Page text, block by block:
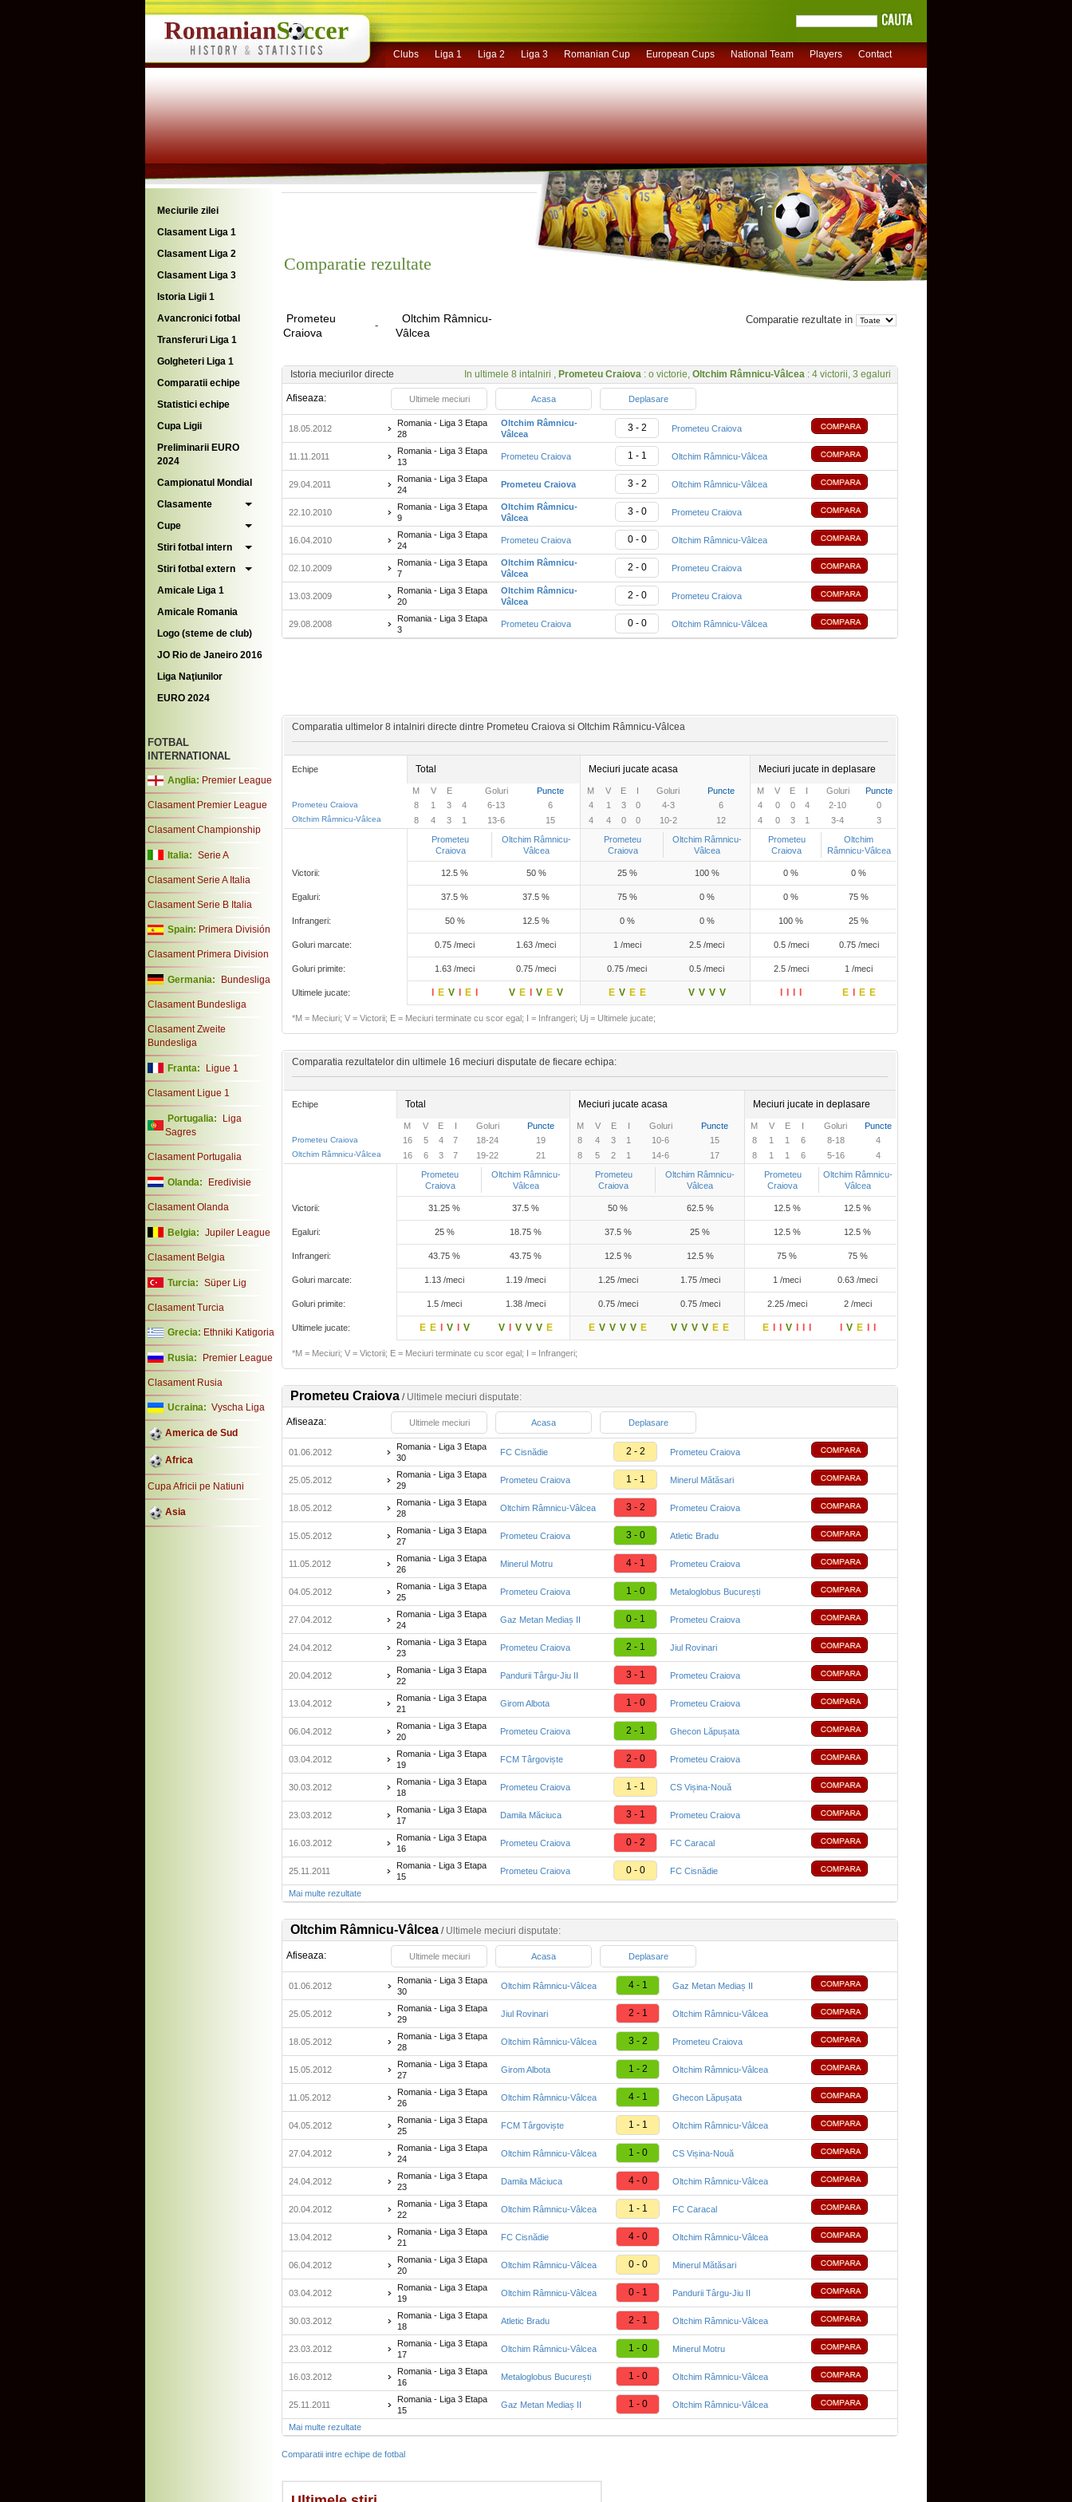
Clubs Liga 1 Liga 2 Liga 3 Romanian Cup European Cups National Team Players Contact
Meciurile zilei
Clasament Liga 1
Clasament Liga 2
Clasament Liga 3
Istoria Ligii 1
Avancronici fotbal
Transferuri Liga 1
Golgheteri Liga 1
Comparatii echipe
Statistici echipe
Cupa Ligii
Preliminarii EURO
2024
Campionatul Mondial
Clasamente
Cupe
Stiri fotbal intern
Stiri fotbal extern
Amicale Liga 1
Amicale Romania
Logo (steme de club)
JO Rio de Janeiro 2016
Liga Naţiunilor
EURO 2024
FOTBAL
INTERNATIONAL
Anglia: Premier League
Clasament Premier League
Clasament Championship
Italia: Serie A
Clasament Serie A Italia
Clasament Serie B Italia
Spain: Primera División
Clasament Primera Division
Germania: Bundesliga
Clasament Bundesliga
Clasament Zweite
Bundesliga
Franta: Ligue 1
Clasament Ligue 1
Portugalia:
Liga
Sagres
Clasament Portugalia
Olanda: Eredivisie
Clasament Olanda
Belgia: Jupiler League
Clasament Belgia
Turcia: Süper Lig
Clasament Turcia
Grecia: Ethniki Katigoria
Rusia: Premier League
Clasament Rusia
Ucraina: Vyscha Liga
America de Sud
Africa
Cupa Africii pe Natiuni
Asia
Comparatie rezultate
Prometeu
Craiova
-
Oltchim Râmnicu-
Vâlcea
Comparatie rezultate in
Istoria meciurilor directe In ultimele 8 intalniri , Prometeu Craiova : o victorie, Oltchim Râmnicu-Vâlcea : 4 victorii, 3 egaluri
Afiseaza: Ultimele meciuri Acasa Deplasare
18.05.2012
Romania - Liga 3 Etapa
28
Oltchim Râmnicu-
Vâlcea
3 - 2 Prometeu Craiova
11.11.2011
Romania - Liga 3 Etapa
13
Prometeu Craiova 1 - 1 Oltchim Râmnicu-Vâlcea
29.04.2011
Romania - Liga 3 Etapa
24
Prometeu Craiova 3 - 2 Oltchim Râmnicu-Vâlcea
22.10.2010
Romania - Liga 3 Etapa
9
Oltchim Râmnicu-
Vâlcea
3 - 0 Prometeu Craiova
16.04.2010
Romania - Liga 3 Etapa
24
Prometeu Craiova 0 - 0 Oltchim Râmnicu-Vâlcea
02.10.2009
Romania - Liga 3 Etapa
7
Oltchim Râmnicu-
Vâlcea
2 - 0 Prometeu Craiova
13.03.2009
Romania - Liga 3 Etapa
20
Oltchim Râmnicu-
Vâlcea
2 - 0 Prometeu Craiova
29.08.2008
Romania - Liga 3 Etapa
3
Prometeu Craiova 0 - 0 Oltchim Râmnicu-Vâlcea
Comparatia ultimelor 8 intalniri directe dintre Prometeu Craiova si Oltchim Râmnicu-Vâlcea
Echipe Total Meciuri jucate acasa Meciuri jucate in deplasare
M V E Goluri Puncte M V E I Goluri Puncte M V E I Goluri Puncte
Prometeu Craiova 8 1 3 4 6-13 6 4 1 3 0 4-3 6 4 0 0 4 2-10 0
Oltchim Râmnicu-Vâlcea 8 4 3 1 13-6 15 4 4 0 0 10-2 12 4 0 3 1 3-4
3
Prometeu
Craiova
Oltchim Râmnicu-
Vâlcea
Prometeu
Craiova
Oltchim Râmnicu-
Vâlcea
Prometeu
Craiova
Oltchim
Râmnicu-Vâlcea
Victorii: 12.5 % 50 % 25 % 100 % 0 % 0 %
Egaluri: 37.5 % 37.5 % 75 % 0 % 0 % 75 %
Infrangeri: 50 % 12.5 % 0 % 0 % 100 % 25 %
Goluri marcate: 0.75 /meci 1.63 /meci 1 /meci 2.5 /meci 0.5 /meci 0.75 /meci
Goluri primite: 1.63 /meci 0.75 /meci 0.75 /meci 0.5 /meci 2.5 /meci 1 /meci
Ultimele jucate: E V E V E V E V E V E E V V V V E E E
*M = Meciuri; V = Victorii; E = Meciuri terminate cu scor egal; I = Infrangeri; Uj = Ultimele jucate;
Comparatia rezultatelor din ultimele 16 meciuri disputate de fiecare echipa:
Echipe Total Meciuri jucate acasa Meciuri jucate in deplasare
M V E I Goluri Puncte M V E I Goluri Puncte M V E I Goluri Puncte
Prometeu Craiova 16 5 4 7 18-24 19 8 4 3 1 10-6 15 8 1 1 6 8-18 4
Oltchim Râmnicu-Vâlcea 16 6 3 7 19-22 21 8 5 2 1 14-6 17 8 1 1 6 5-16
4
Prometeu
Craiova
Oltchim Râmnicu-
Vâlcea
Prometeu
Craiova
Oltchim Râmnicu-
Vâlcea
Prometeu
Craiova
Oltchim Râmnicu-
Vâlcea
Victorii: 31.25 % 37.5 % 50 % 62.5 % 12.5 % 12.5 %
Egaluri: 25 % 18.75 % 37.5 % 25 % 12.5 % 12.5 %
Infrangeri: 43.75 % 43.75 % 12.5 % 12.5 % 75 % 75 %
Goluri marcate: 1.13 /meci 1.19 /meci 1.25 /meci 1.75 /meci 1 /meci 0.63 /meci
Goluri primite: 1.5 /meci 1.38 /meci 0.75 /meci 0.75 /meci 2.25 /meci 2 /meci
Ultimele jucate: E E V V V V V V E E V V V V E V V V V E E E V V E
*M = Meciuri; V = Victorii; E = Meciuri terminate cu scor egal; I = Infrangeri;
Prometeu Craiova / Ultimele meciuri disputate:
Afiseaza: Ultimele meciuri Acasa Deplasare
01.06.2012
Romania - Liga 3 Etapa
30
FC Cisnădie 2 - 2 Prometeu Craiova
25.05.2012
Romania - Liga 3 Etapa
29
Prometeu Craiova 1 - 1 Minerul Mătăsari
18.05.2012
Romania - Liga 3 Etapa
28
Oltchim Râmnicu-Vâlcea 3 - 2 Prometeu Craiova
15.05.2012
Romania - Liga 3 Etapa
27
Prometeu Craiova 3 - 0 Atletic Bradu
11.05.2012
Romania - Liga 3 Etapa
26
Minerul Motru 4 - 1 Prometeu Craiova
04.05.2012
Romania - Liga 3 Etapa
25
Prometeu Craiova 1 - 0 Metaloglobus București
27.04.2012
Romania - Liga 3 Etapa
24
Gaz Metan Mediaș II 0 - 1 Prometeu Craiova
24.04.2012
Romania - Liga 3 Etapa
23
Prometeu Craiova 2 - 1 Jiul Rovinari
20.04.2012
Romania - Liga 3 Etapa
22
Pandurii Târgu-Jiu II 3 - 1 Prometeu Craiova
13.04.2012
Romania - Liga 3 Etapa
21
Girom Albota 1 - 0 Prometeu Craiova
06.04.2012
Romania - Liga 3 Etapa
20
Prometeu Craiova 2 - 1 Ghecon Lăpușata
03.04.2012
Romania - Liga 3 Etapa
19
FCM Târgoviște 2 - 0 Prometeu Craiova
30.03.2012
Romania - Liga 3 Etapa
18
Prometeu Craiova 1 - 1 CS Vișina-Nouă
23.03.2012
Romania - Liga 3 Etapa
17
Damila Măciuca 3 - 1 Prometeu Craiova
16.03.2012
Romania - Liga 3 Etapa
16
Prometeu Craiova 0 - 2 FC Caracal
25.11.2011
Romania - Liga 3 Etapa
15
Prometeu Craiova 0 - 0 FC Cisnădie
Mai multe rezultate
Oltchim Râmnicu-Vâlcea / Ultimele meciuri disputate:
Afiseaza: Ultimele meciuri Acasa Deplasare
01.06.2012
Romania - Liga 3 Etapa
30
Oltchim Râmnicu-Vâlcea 4 - 1 Gaz Metan Mediaș II
25.05.2012
Romania - Liga 3 Etapa
29
Jiul Rovinari 2 - 1 Oltchim Râmnicu-Vâlcea
18.05.2012
Romania - Liga 3 Etapa
28
Oltchim Râmnicu-Vâlcea 3 - 2 Prometeu Craiova
15.05.2012
Romania - Liga 3 Etapa
27
Girom Albota 1 - 2 Oltchim Râmnicu-Vâlcea
11.05.2012
Romania - Liga 3 Etapa
26
Oltchim Râmnicu-Vâlcea 4 - 1 Ghecon Lăpușata
04.05.2012
Romania - Liga 3 Etapa
25
FCM Târgoviște 1 - 1 Oltchim Râmnicu-Vâlcea
27.04.2012
Romania - Liga 3 Etapa
24
Oltchim Râmnicu-Vâlcea 1 - 0 CS Vișina-Nouă
24.04.2012
Romania - Liga 3 Etapa
23
Damila Măciuca 4 - 0 Oltchim Râmnicu-Vâlcea
20.04.2012
Romania - Liga 3 Etapa
22
Oltchim Râmnicu-Vâlcea 1 - 1 FC Caracal
13.04.2012
Romania - Liga 3 Etapa
21
FC Cisnădie 4 - 0 Oltchim Râmnicu-Vâlcea
06.04.2012
Romania - Liga 3 Etapa
20
Oltchim Râmnicu-Vâlcea 0 - 0 Minerul Mătăsari
03.04.2012
Romania - Liga 3 Etapa
19
Oltchim Râmnicu-Vâlcea 0 - 1 Pandurii Târgu-Jiu II
30.03.2012
Romania - Liga 3 Etapa
18
Atletic Bradu 2 - 1 Oltchim Râmnicu-Vâlcea
23.03.2012
Romania - Liga 3 Etapa
17
Oltchim Râmnicu-Vâlcea 1 - 0 Minerul Motru
16.03.2012
Romania - Liga 3 Etapa
16
Metaloglobus București 1 - 0 Oltchim Râmnicu-Vâlcea
25.11.2011
Romania - Liga 3 Etapa
15
Gaz Metan Mediaș II 1 - 0 Oltchim Râmnicu-Vâlcea
Mai multe rezultate
Comparatii intre echipe de fotbal